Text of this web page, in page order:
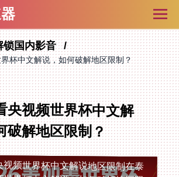
锁国内影音
杯中文解说，如何破解地区限制？
央视频世界杯中文解
破解地区限制？
视频世界杯中文解说地区限制在泰
国看央视频世界杯中文解说，如何破解地区限